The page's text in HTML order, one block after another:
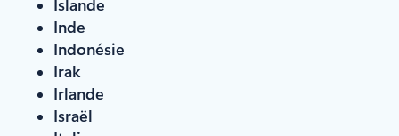
Islande
Inde
Indonésie
Irak
Irlande
Israël